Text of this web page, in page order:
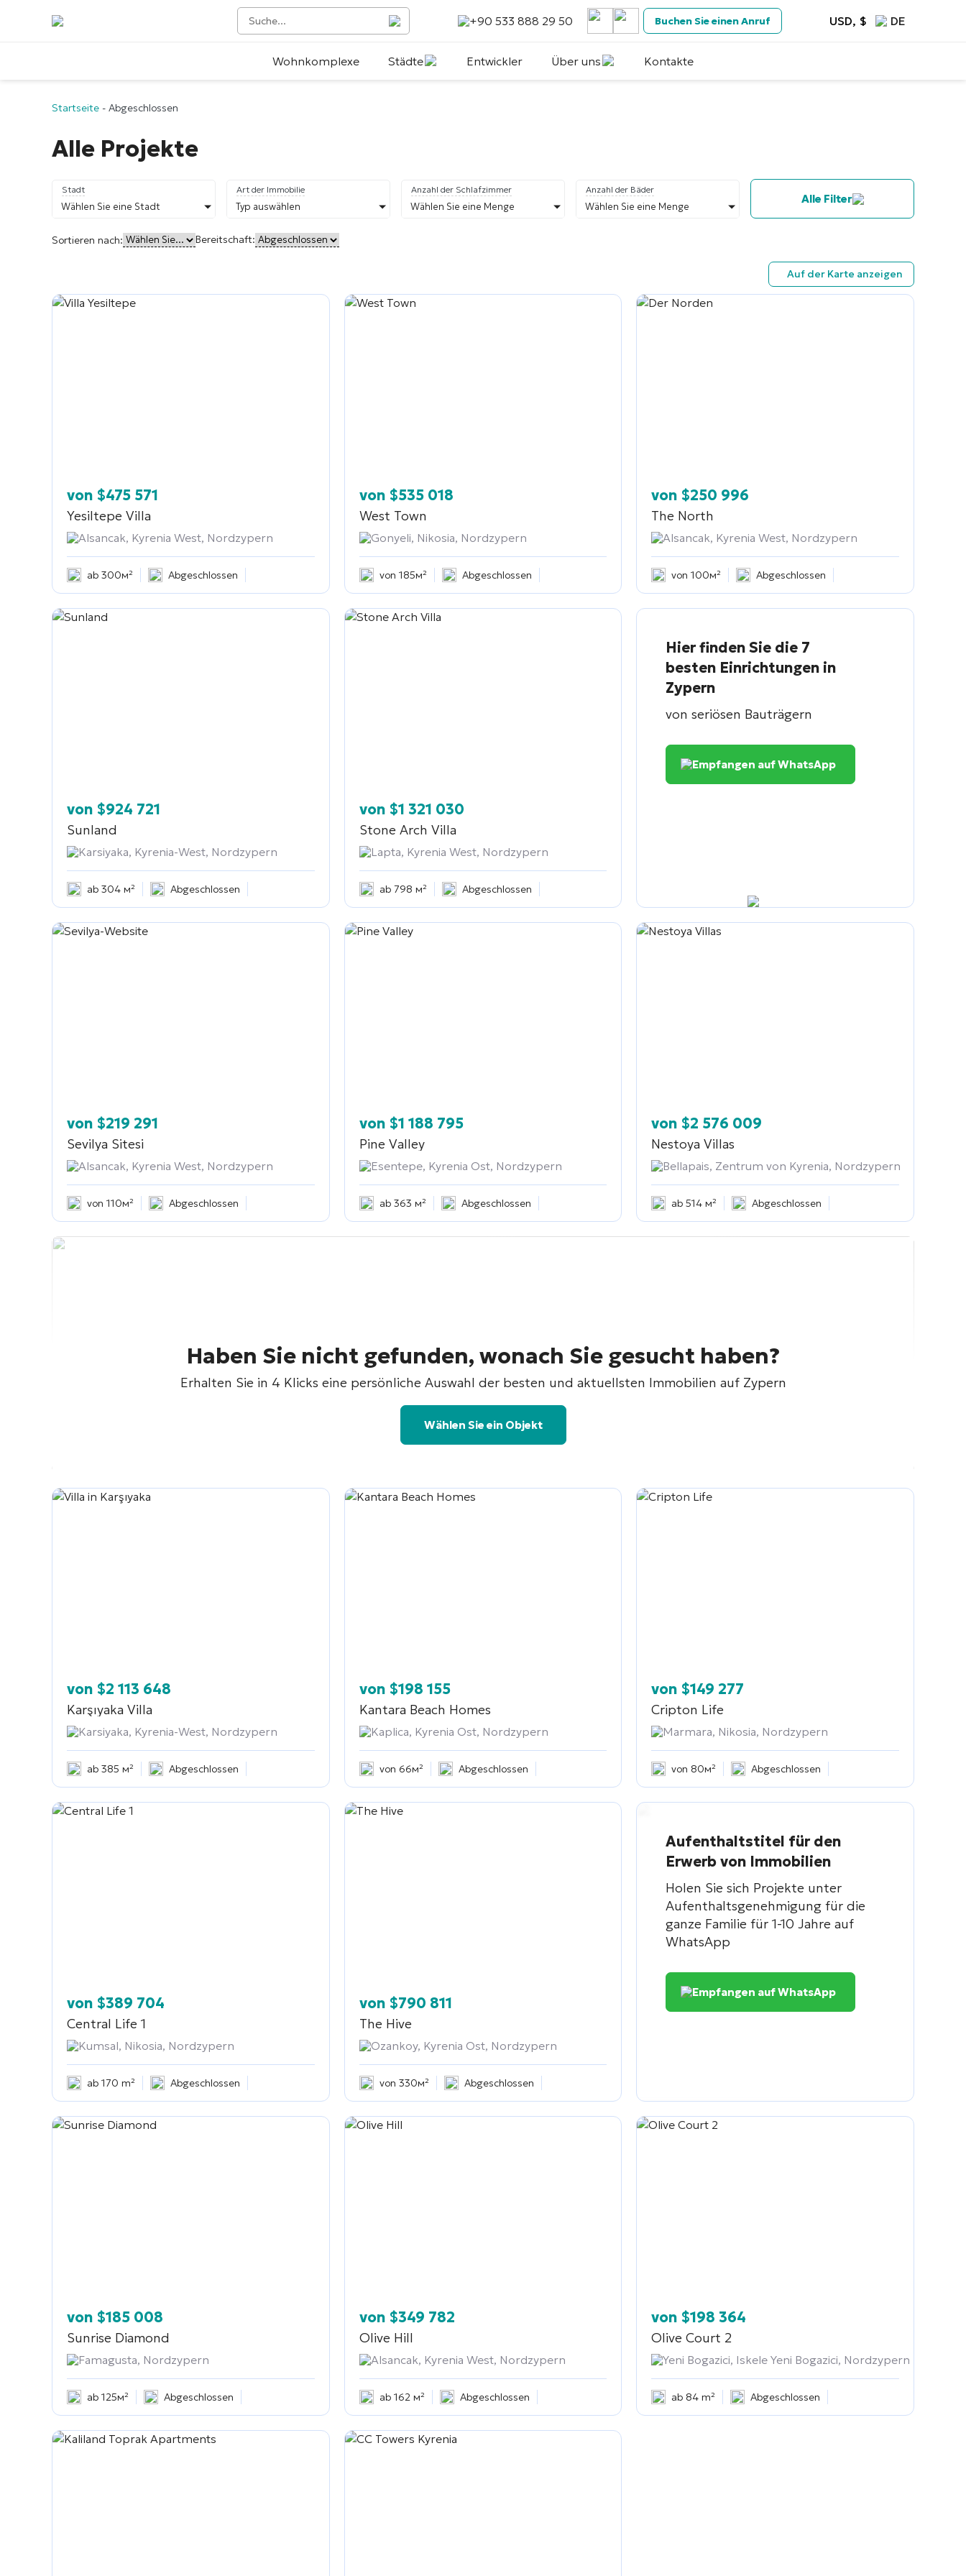
+90 533 888 29 50 Buchen Sie einen Anruf USD, $ DE
Wohnkomplexe Städte Entwickler Über uns Kontakte
Startseite - Abgeschlossen
Alle Projekte
Stadt
Wählen Sie eine Stadt
Art der Immobilie
Typ auswählen
Anzahl der Schlafzimmer
Wählen Sie eine Menge
Anzahl der Bäder
Wählen Sie eine Menge
Alle Filter
Sortieren nach: Bereitschaft:
Auf der Karte anzeigen
von $475 571
Yesiltepe Villa
Alsancak, Kyrenia West, Nordzypern
ab 300м² Abgeschlossen
von $535 018
West Town
Gonyeli, Nikosia, Nordzypern
von 185м² Abgeschlossen
von $250 996
The North
Alsancak, Kyrenia West, Nordzypern
von 100м² Abgeschlossen
von $924 721
Sunland
Karsiyaka, Kyrenia-West, Nordzypern
ab 304 м² Abgeschlossen
von $1 321 030
Stone Arch Villa
Lapta, Kyrenia West, Nordzypern
ab 798 м² Abgeschlossen
Hier finden Sie die 7
besten Einrichtungen in
Zypern
von seriösen Bauträgern
Empfangen auf WhatsApp
von $219 291
Sevilya Sitesi
Alsancak, Kyrenia West, Nordzypern
von 110м² Abgeschlossen
von $1 188 795
Pine Valley
Esentepe, Kyrenia Ost, Nordzypern
ab 363 м² Abgeschlossen
von $2 576 009
Nestoya Villas
Bellapais, Zentrum von Kyrenia, Nordzypern
ab 514 м² Abgeschlossen
Haben Sie nicht gefunden, wonach Sie gesucht haben?
Erhalten Sie in 4 Klicks eine persönliche Auswahl der besten und aktuellsten Immobilien auf Zypern
Wählen Sie ein Objekt
von $2 113 648
Karşıyaka Villa
Karsiyaka, Kyrenia-West, Nordzypern
ab 385 м² Abgeschlossen
von $198 155
Kantara Beach Homes
Kaplica, Kyrenia Ost, Nordzypern
von 66м² Abgeschlossen
von $149 277
Cripton Life
Marmara, Nikosia, Nordzypern
von 80м² Abgeschlossen
von $389 704
Central Life 1
Kumsal, Nikosia, Nordzypern
ab 170 m² Abgeschlossen
von $790 811
The Hive
Ozankoy, Kyrenia Ost, Nordzypern
von 330м² Abgeschlossen
Aufenthaltstitel für den
Erwerb von Immobilien
Holen Sie sich Projekte unter
Aufenthaltsgenehmigung für die
ganze Familie für 1-10 Jahre auf
WhatsApp
Empfangen auf WhatsApp
von $185 008
Sunrise Diamond
Famagusta, Nordzypern
ab 125м² Abgeschlossen
von $349 782
Olive Hill
Alsancak, Kyrenia West, Nordzypern
ab 162 м² Abgeschlossen
von $198 364
Olive Court 2
Yeni Bogazici, Iskele Yeni Bogazici, Nordzypern
ab 84 m² Abgeschlossen